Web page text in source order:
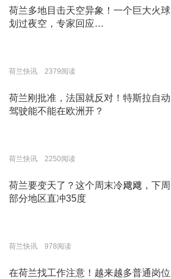
荷兰多地目击天空异象！一个巨大火球
划过夜空，专家回应…
荷兰快讯 2379阅读
荷兰刚批准，法国就反对！特斯拉自动
驾驶能不能在欧洲开？
荷兰快讯 2250阅读
荷兰要变天了？这个周末冷飕飕，下周
部分地区直冲35度
荷兰快讯 978阅读
在荷兰找工作注意！越来越多普通岗位